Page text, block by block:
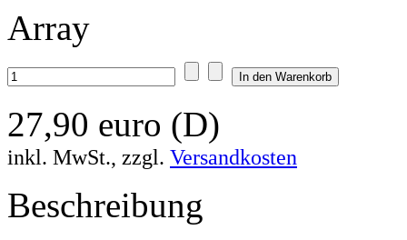
Array
27,90 euro (D)
inkl. MwSt., zzgl. Versandkosten
Beschreibung